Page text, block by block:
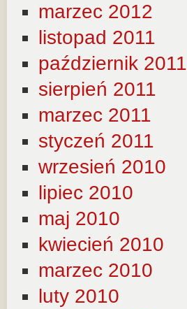
marzec 2012
listopad 2011
październik 2011
sierpień 2011
marzec 2011
styczeń 2011
wrzesień 2010
lipiec 2010
maj 2010
kwiecień 2010
marzec 2010
luty 2010